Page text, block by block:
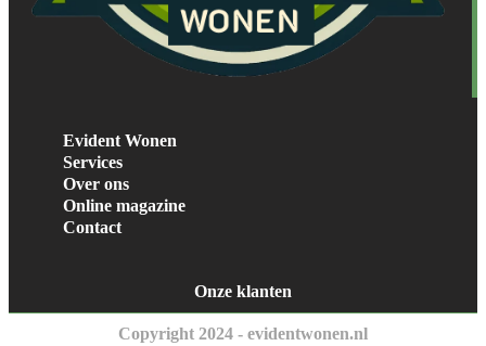
Evident Wonen
Services
Over ons
Online magazine
Contact
Onze klanten
Copyright 2024 - evidentwonen.nl